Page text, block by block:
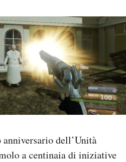
Mondiali calcio 2026
dell’Unità
a centinaia di iniziative